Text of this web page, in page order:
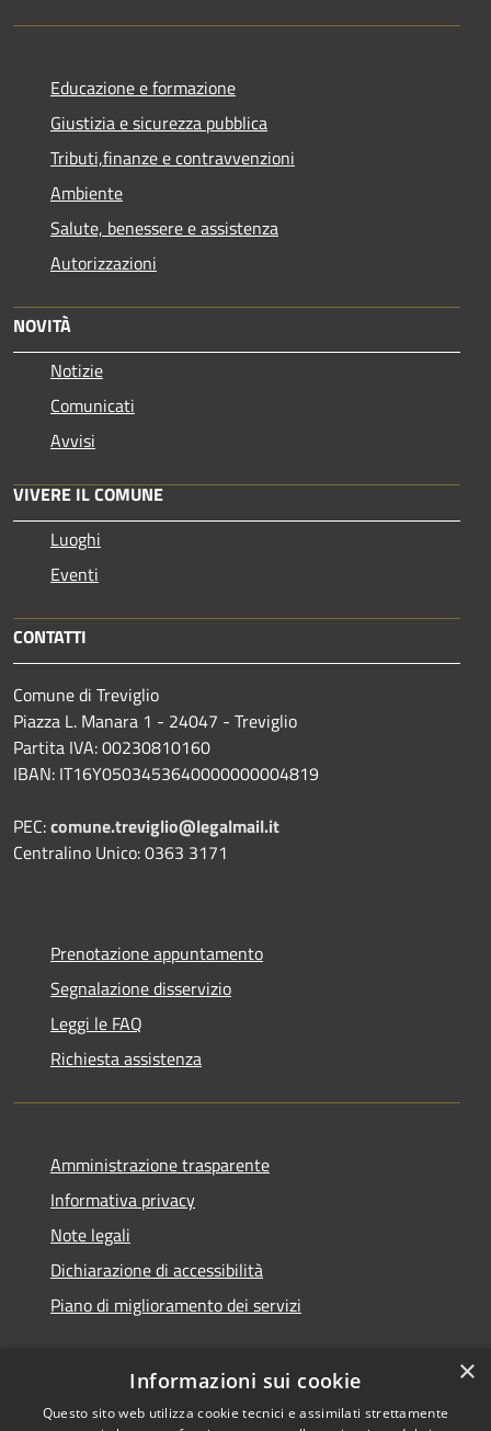
Educazione e formazione
Giustizia e sicurezza pubblica
Tributi,finanze e contravvenzioni
Ambiente
Salute, benessere e assistenza
Autorizzazioni
NOVITÀ
Notizie
Comunicati
Avvisi
VIVERE IL COMUNE
Luoghi
Eventi
CONTATTI
Comune di Treviglio
Piazza L. Manara 1 - 24047 - Treviglio
Partita IVA: 00230810160
IBAN: IT16Y0503453640000000004819
PEC:comune.treviglio@legalmail.it
Centralino Unico: 0363 3171
Prenotazione appuntamento
Segnalazione disservizio
Leggi le FAQ
Richiesta assistenza
Amministrazione trasparente
Informativa privacy
Note legali
Dichiarazione di accessibilità
Piano di miglioramento dei servizi
RSS
Copyright © 2026 • Comune di
×
Informazioni sui cookie
Questo sito web utilizza cookie tecnici e assimilati strettamente